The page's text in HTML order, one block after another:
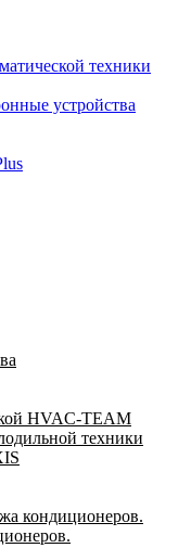
техники
устройства
HVAC-TEAM
техники
кондиционеров.